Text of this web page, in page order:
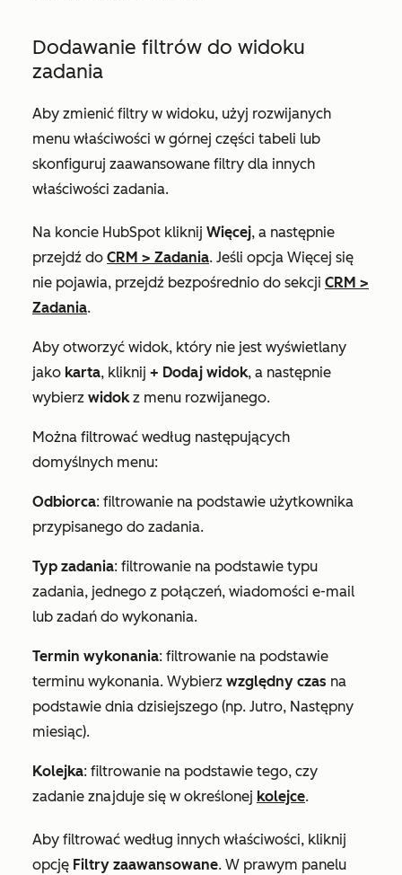
Dodawanie filtrów do widoku
zadania
Aby zmienić filtry w widoku, użyj rozwijanych
menu właściwości w górnej części tabeli lub
skonfiguruj zaawansowane filtry dla innych
właściwości zadania.
Na koncie HubSpot kliknij Więcej, a następnie
przejdź do CRM > Zadania. Jeśli opcja Więcej się
nie pojawia, przejdź bezpośrednio do sekcji CRM >
Zadania.
Aby otworzyć widok, który nie jest wyświetlany
jako karta, kliknij + Dodaj widok, a następnie
wybierz widokz menu rozwijanego.
Można filtrować według następujących
domyślnych menu:
Odbiorca: filtrowanie na podstawie użytkownika
przypisanego do zadania.
Typ zadania: filtrowanie na podstawie typu
zadania, jednego z połączeń, wiadomości e-mail
lub zadań do wykonania.
Termin wykonania: filtrowanie na podstawie
terminu wykonania. Wybierz względny czas na
podstawie dnia dzisiejszego (np. Jutro, Następny
miesiąc).
Kolejka: filtrowanie na podstawie tego, czy
zadanie znajduje się w określonej kolejce.
Aby filtrować według innych właściwości, kliknij
opcję Filtry zaawansowane. W prawym panelu